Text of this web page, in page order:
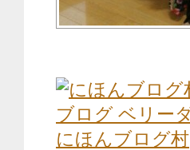
にほんブログ村